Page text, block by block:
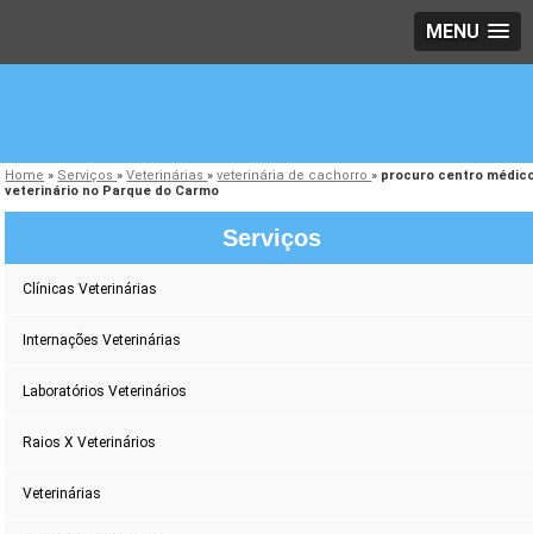
MENU
Home » Serviços»Veterinárias»veterinária de cachorro» procuro centro
veterinário no Parque do Carmo
Serviços
Clínicas Veterinárias
Internações Veterinárias
Laboratórios Veterinários
Raios X Veterinários
Veterinárias